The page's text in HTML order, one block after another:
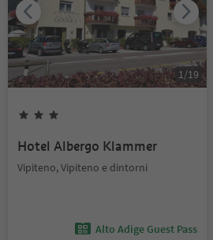
1/19
Hotel Albergo Klammer
Vipiteno, Vipiteno e dintorni
Alto Adige Guest Pass